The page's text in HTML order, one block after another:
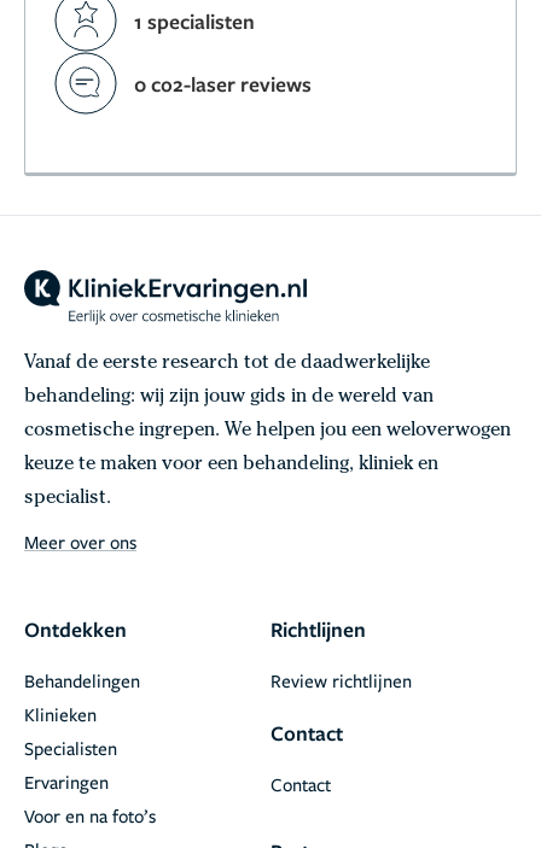
1 specialisten
0 co2-laser reviews
Vanaf de eerste research tot de daadwerkelijke
behandeling: wij zijn jouw gids in de wereld van
cosmetische ingrepen. We helpen jou een weloverwogen
keuze te maken voor een behandeling, kliniek en
specialist.
Meer over ons
Ontdekken
Behandelingen
Klinieken
Specialisten
Ervaringen
Voor en na foto’s
Richtlijnen
Review richtlijnen
Contact
Contact